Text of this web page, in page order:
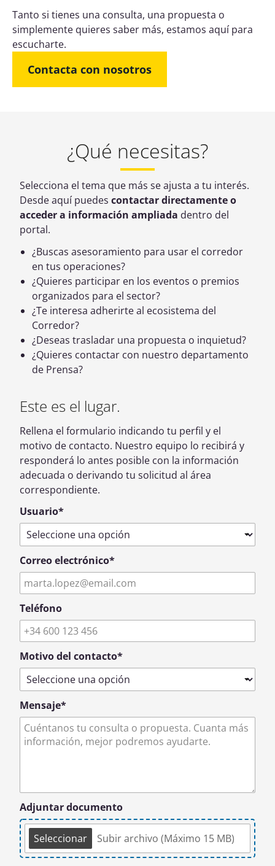
Tanto si tienes una consulta, una propuesta o
simplemente quieres saber más, estamos aquí para
escucharte.
Contacta con nosotros
¿Qué necesitas?
Selecciona el tema que más se ajusta a tu interés.
Desde aquí puedes contactar directamente o
acceder a información ampliada dentro del
portal.
¿Buscas asesoramiento para usar el corredor
en tus operaciones?
¿Quieres participar en los eventos o premios
organizados para el sector?
¿Te interesa adherirte al ecosistema del
Corredor?
¿Deseas trasladar una propuesta o inquietud?
¿Quieres contactar con nuestro departamento
de Prensa?
Este es el lugar.
Rellena el formulario indicando tu perfil y el
motivo de contacto. Nuestro equipo lo recibirá y
responderá lo antes posible con la información
adecuada o derivando tu solicitud al área
correspondiente.
Usuario*
Correo electrónico*
Teléfono
Motivo del contacto*
Mensaje*
Adjuntar documento
Seleccionar Subir archivo (Máximo 15 MB)